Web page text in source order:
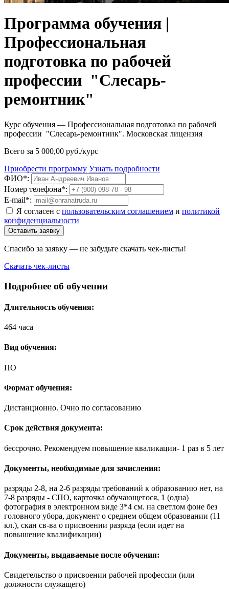
Программа обучения |
Профессиональная
подготовка по рабочей
профессии "Слесарь-
ремонтник"
Курс обучения — Профессиональная подготовка по рабочей
профессии "Слесарь-ремонтник". Московская лицензия
Всего за 5 000,00 руб./курс
Приобрести программу Узнать подробности
ФИО*:
Номер телефона*:
E-mail*:
Я согласен с пользовательским соглашением и политикой
конфиденциальности
Оставить заявку
Спасибо за заявку — не забудьте скачать чек-листы!
Скачать чек-листы
Подробнее об обучении
Длительность обучения:
464 часа
Вид обучения:
ПО
Формат обучения:
Дистанционно. Очно по согласованию
Срок действия документа:
бессрочно. Рекомендуем повышение кваликации- 1 раз в 5 лет
Документы, необходимые для зачисления:
разряды 2-8, на 2-6 разряды требований к образованию нет, на
7-8 разряды - СПО, карточка обучающегося, 1 (одна)
фотография в электронном виде 3*4 см. на светлом фоне без
головного убора, документ о среднем общем образовании (11
кл.), скан св-ва о присвоении разряда (если идет на
повышение квалификации)
Документы, выдаваемые после обучения:
Свидетельство о присвоении рабочей профессии (или
должности служащего)